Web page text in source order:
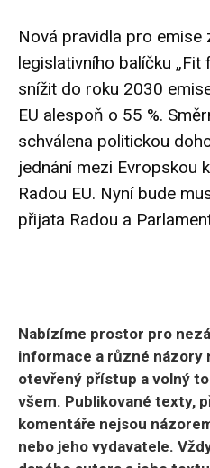
Nová pravidla pro emise
legislativního balíčku
snížit do roku 2030
EU alespoň o 55 %.
schválena politickou
jednání mezi Evropskou
Radou EU. Nyní bude
přijata Radou a
Nabízíme prostor pro
informace a různé názory
otevřený přístup a volný
všem. Publikované texty,
komentáře nejsou
nebo jeho vydavatele.